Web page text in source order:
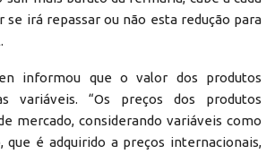
se irá repassar ou não esta redução para
informou que o valor dos produtos
variáveis. “Os preços dos produtos
mercado, considerando variáveis como
que é adquirido a preços internacionais,